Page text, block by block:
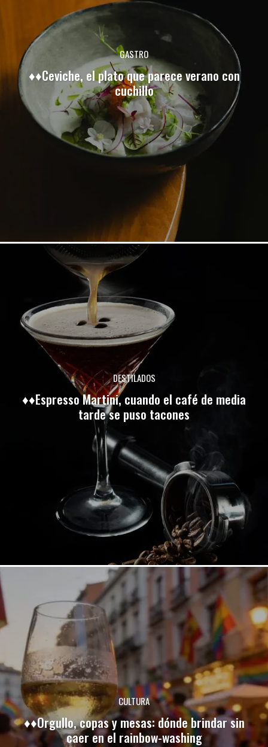
GASTRO
♦♦Ceviche, el plato que parece verano con
cuchillo
DESTILADOS
♦♦Espresso Martini, cuando el café de media
tarde se puso tacones
CULTURA
♦♦Orgullo, copas y mesas: dónde brindar sin
caer en el rainbow-washing